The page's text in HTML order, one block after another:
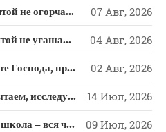
РАЗМЫШЛЕНИЯ: Дух Святой не огорчайте и не оскорбляйте! 07 Авг, 2026
РАЗМЫШЛЕНИЕ: Дух Святой не угашайте! 04 Авг, 2026
СЛОВО из СЛОВА – «Ищите Господа, призывайте Его» (Исаии 55) 02 Авг, 2026
СЛОВО из СЛОВА – «Испытаем, исследуем пути свои и обратимся к Господу» 14 Июл, 2026
РАЗМЫШЛЕНИЯ: «Божья школа – вся человеческая жизнь» 09 Июл, 2026